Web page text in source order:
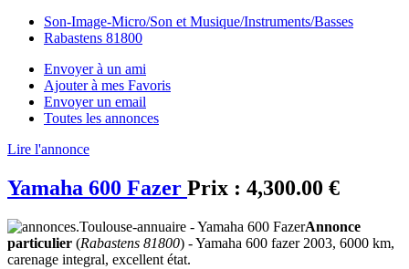
Son-Image-Micro/Son et Musique/Instruments/Basses
Rabastens 81800
Envoyer à un ami
Ajouter à mes Favoris
Envoyer un email
Toutes les annonces
Lire l'annonce
Yamaha 600 Fazer Prix : 4,300.00 €
Annonce
particulier (Rabastens 81800) - Yamaha 600 fazer 2003, 6000 km,
carenage integral, excellent état.